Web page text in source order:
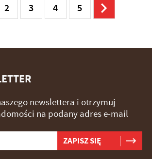
2 3 4 5
newslettera i otrzymuj
na podany adres e-mail